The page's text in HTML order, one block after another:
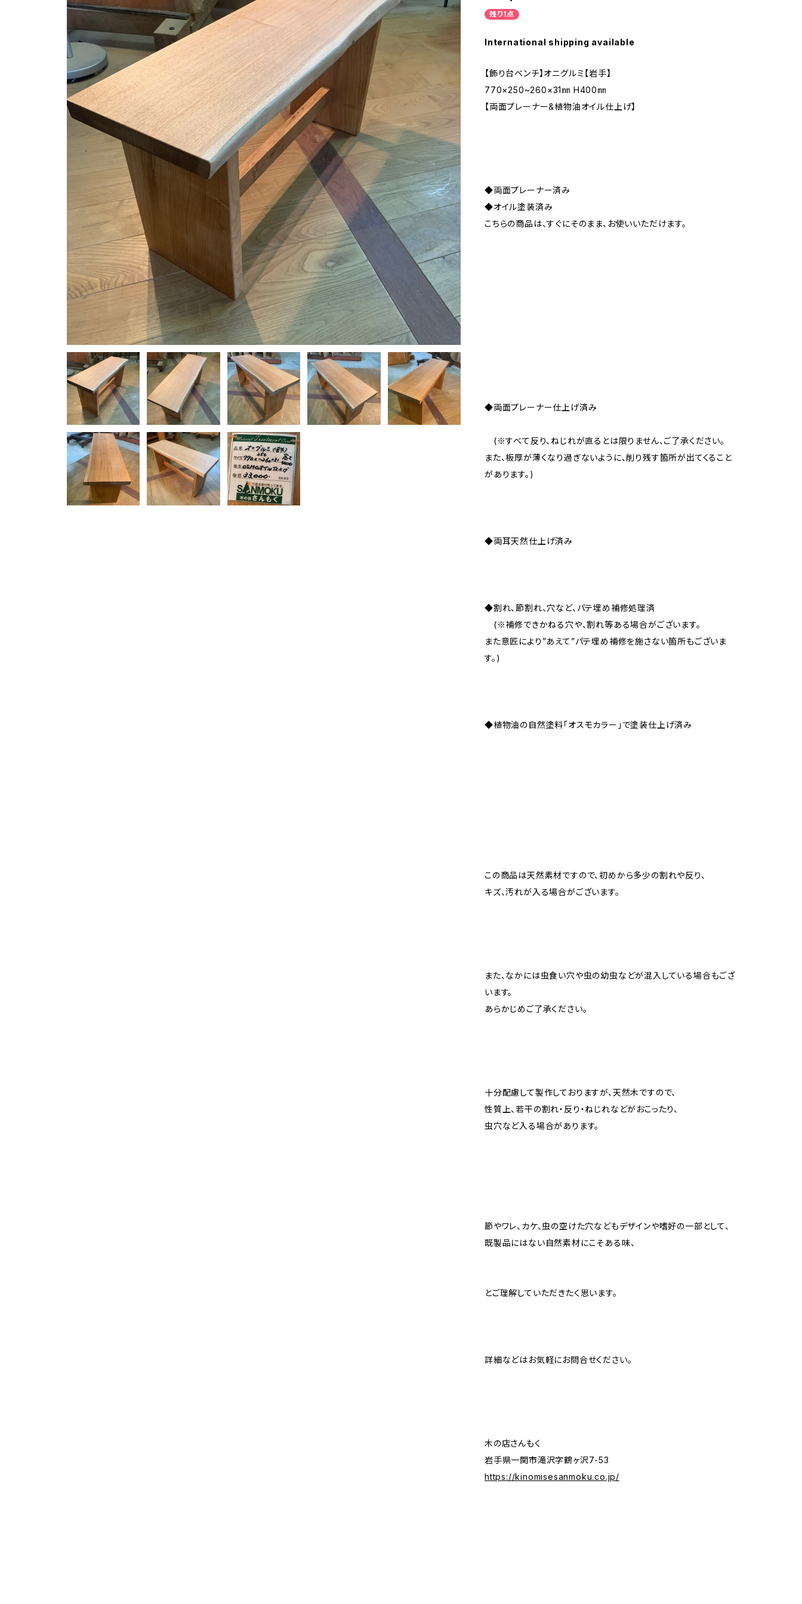
残り1点
International shipping available
【飾り台ベンチ】オニグルミ【岩手】
770×250~260×31㎜ H400㎜
【両面プレーナー&植物油オイル仕上げ】
◆両面プレーナー済み
◆オイル塗装済み
こちらの商品は、すぐにそのまま、お使いいただけます。
◆両面プレーナー仕上げ済み
(※すべて反り、ねじれが直るとは限りません、ご了承ください。
また、板厚が薄くなり過ぎないように、削り残す箇所が出てくること
があります。)
◆両耳天然仕上げ済み
◆割れ、節割れ、穴など、パテ埋め補修処理済
(※補修できかねる穴や、割れ等ある場合がございます。
また意匠により”あえて”パテ埋め補修を施さない箇所もございま
す。)
◆植物油の自然塗料「オスモカラー」で塗装仕上げ済み
この商品は天然素材ですので、初めから多少の割れや反り、
キズ、汚れが入る場合がございます。
また、なかには虫食い穴や虫の幼虫などが混入している場合もござ
います。
あらかじめご了承ください。
十分配慮して製作しておりますが、天然木ですので、
性質上、若干の割れ・反り・ねじれなどがおこったり、
虫穴など入る場合があります。
節やワレ、カケ、虫の空けた穴などもデザインや嗜好の一部として、
既製品にはない自然素材にこそある味、
とご理解していただきたく思います。
詳細などはお気軽にお問合せください。
木の店さんもく
岩手県一関市滝沢字鶴ヶ沢7-53
https://kinomisesanmoku.co.jp/